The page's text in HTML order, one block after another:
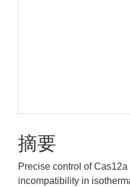
摘要
Precise control of
incompatibility in